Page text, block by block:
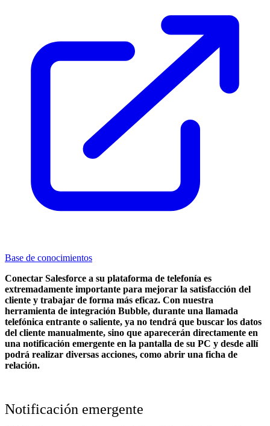
Base de conocimientos
Conectar Salesforce a su plataforma de telefonía es
extremadamente importante para mejorar la satisfacción del
cliente y trabajar de forma más eficaz. Con nuestra
herramienta de integración Bubble, durante una llamada
telefónica entrante o saliente, ya no tendrá que buscar los datos
del cliente manualmente, sino que aparecerán directamente en
una notificación emergente en la pantalla de su PC y desde allí
podrá realizar diversas acciones, como abrir una ficha de
relación.
Notificación emergente